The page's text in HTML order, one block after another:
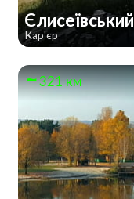
Єлисеївський
Кар'єр
321 км